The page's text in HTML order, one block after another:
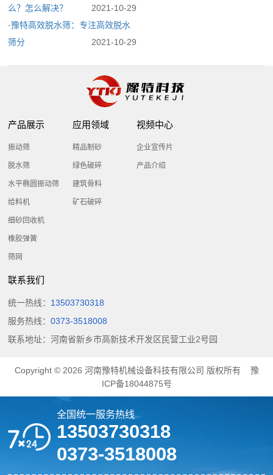
么？怎么解决？
2021-10-29
·豫特高效脱水筛​：专注高效脱水
筛分
2021-10-29
产品展示
振动筛
脱水筛
水平椭圆振动筛
给料机
细砂回收机
橡胶弹簧
筛网
应用领域
精品制砂
绿色破碎
建筑骨料
矿石破碎
视频中心
企业宣传片
产品介绍
联系我们
统一热线： 13503730318
服务热线：0373-3518008
联系地址：河南省新乡市高新技术开发区民营工业2号园
Copyright © 2026 河南豫特机械设备科技有限公司 版权所有 豫
ICP备18044875号
全国统一服务热线
13503730318
0373-3518008